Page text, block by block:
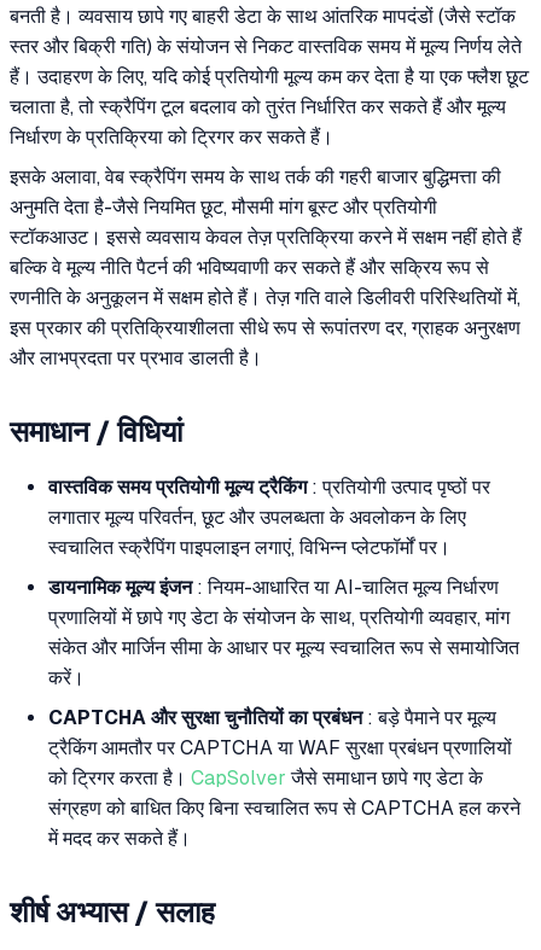
बनती है। व्यवसाय छापे गए बाहरी डेटा के साथ आंतरिक मापदंडों (जैसे स्टॉक
स्तर और बिक्री गति) के संयोजन से निकट वास्तविक समय में मूल्य निर्णय लेते
हैं। उदाहरण के लिए, यदि कोई प्रतियोगी मूल्य कम कर देता है या एक फ्लैश छूट
चलाता है, तो स्क्रैपिंग टूल बदलाव को तुरंत निर्धारित कर सकते हैं और मूल्य
निर्धारण के प्रतिक्रिया को ट्रिगर कर सकते हैं।
इसके अलावा, वेब स्क्रैपिंग समय के साथ तर्क की गहरी बाजार बुद्धिमत्ता की
अनुमति देता है-जैसे नियमित छूट, मौसमी मांग बूस्ट और प्रतियोगी
स्टॉकआउट। इससे व्यवसाय केवल तेज़ प्रतिक्रिया करने में सक्षम नहीं होते हैं
बल्कि वे मूल्य नीति पैटर्न की भविष्यवाणी कर सकते हैं और सक्रिय रूप से
रणनीति के अनुकूलन में सक्षम होते हैं। तेज़ गति वाले डिलीवरी परिस्थितियों में,
इस प्रकार की प्रतिक्रियाशीलता सीधे रूप से रूपांतरण दर, ग्राहक अनुरक्षण
और लाभप्रदता पर प्रभाव डालती है।
समाधान / विधियां
वास्तविक समय प्रतियोगी मूल्य ट्रैकिंग: प्रतियोगी उत्पाद पृष्ठों पर
लगातार मूल्य परिवर्तन, छूट और उपलब्धता के अवलोकन के लिए
स्वचालित स्क्रैपिंग पाइपलाइन लगाएं, विभिन्न प्लेटफॉर्मों पर।
डायनामिक मूल्य इंजन: नियम-आधारित या AI-चालित मूल्य निर्धारण
प्रणालियों में छापे गए डेटा के संयोजन के साथ, प्रतियोगी व्यवहार, मांग
संकेत और मार्जिन सीमा के आधार पर मूल्य स्वचालित रूप से समायोजित
करें।
CAPTCHA और सुरक्षा चुनौतियों का प्रबंधन: बड़े पैमाने पर मूल्य
ट्रैकिंग आमतौर पर CAPTCHA या WAF सुरक्षा प्रबंधन प्रणालियों
को ट्रिगर करता है। CapSolver जैसे समाधान छापे गए डेटा के
संग्रहण को बाधित किए बिना स्वचालित रूप से CAPTCHA हल करने
में मदद कर सकते हैं।
शीर्ष अभ्यास / सलाह